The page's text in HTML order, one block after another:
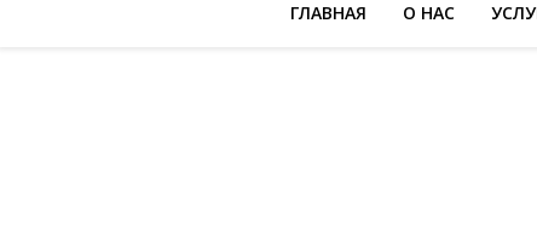
ГЛАВНАЯ О НАС